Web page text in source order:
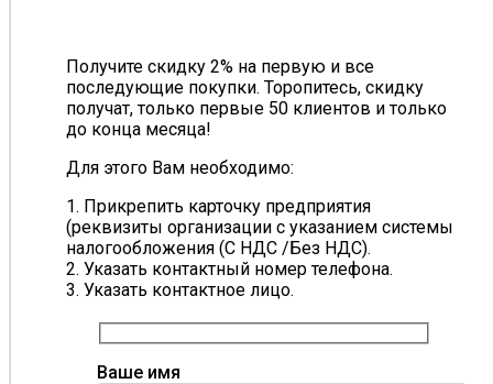
Получите скидку 2% на первую и все
последующие покупки. Торопитесь, скидку
получат, только первые 50 клиентов и только
до конца месяца!
Для этого Вам необходимо:
1. Прикрепить карточку предприятия
(реквизиты организации с указанием системы
налогообложения (С НДС /Без НДС).
2. Указать контактный номер телефона.
3. Указать контактное лицо.
Ваше имя